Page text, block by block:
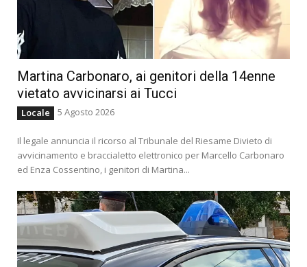
Martina Carbonaro, ai genitori della 14enne
vietato avvicinarsi ai Tucci
Locale 5 Agosto 2026
Il legale annuncia il ricorso al Tribunale del Riesame Divieto di
avvicinamento e braccialetto elettronico per Marcello Carbonaro
ed Enza Cossentino, i genitori di Martina...